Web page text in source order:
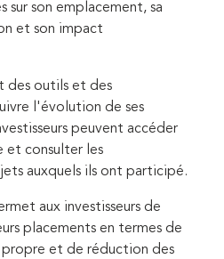
sur son emplacement, sa
et son impact
des outils et des
l'évolution de ses
peuvent accéder
et consulter les
auxquels ils ont participé.
aux investisseurs de
placements en termes de
et de réduction des